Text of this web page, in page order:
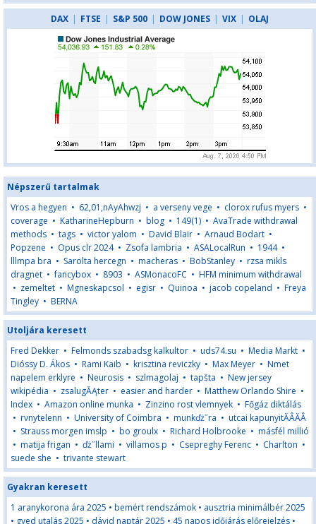
DAX | FTSE | S&P 500 | DOW JONES | VIX | OLAJ
Népszerű tartalmak
Vros a hegyen • 62,01,nAyAhwzj • a verseny vege • clorox rufus myers •
coverage • KatharineHepburn • blog • 149(1) • AvaTrade withdrawal
methods • tags • victor yalom • David Blair • Arnaud Bodart •
Popzene • Opus clr 2024• Zsofa lambria • ASALocalRun • 1944•
lllmpa bra • Sarolta hercegn • macheras • BobStanley • rzsa mikls
dragnet •fancybox • 8903 • ASMonacoFC • HFM minimum withdrawal
• zemeltet • Mgneskapcsol • egisr • Quinoa • jacob copeland • Freya
Tingley • BERNA
Utoljára keresett
Fred Dekker • Felmonds szabadsg kalkultor • uds74.su • Media Markt •
Dióssy D. Ákos • Rami Kaib • krisztina reviczky • Max Meyer • Nmet
napelem erklyre • Neurosis • szlmagolaj • tapšta • New jersey
wikipédia • zsalugĂĄter • easier and harder • Matthew Orlando Shire •
Index • Amazon online munka • Zinzino rost vlemnyek • Főgáz diktálás
• rvnytelenn • University of Coimbra • munkďż˝ra • utcai kapunyitĂÂĂÂ
• Strauss morgen imslp • bo groulx • Richard Holbrooke • másfél millió
• matija frigan • ďż˝llami • villamos p • Csepreghy Ferenc • Charlton •
suede she • trivante stewart
Gyakran keresett
1 aranykorona ára 2025 • bemért rendszámok • ausztria minimálbér 2025
• gyed utalás 2025 • dávid naptár 2025 • 45 napos időjárás előrejelzés •